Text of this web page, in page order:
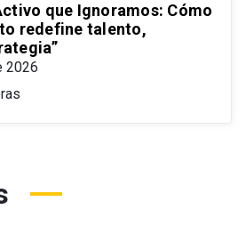
que Ignoramos: Cómo
redefine talento,
2026